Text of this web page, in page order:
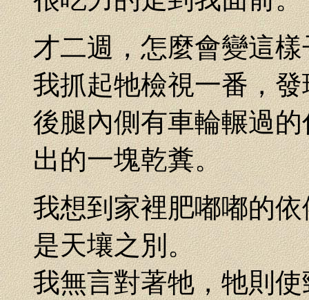
才二週，怎麼會變這
我抓起牠檢視一番，
後腿內側有車輪輾過
出的一塊乾糞。
我想到家裡肥嘟嘟的
是天壤之別。
我無言對著牠，牠則